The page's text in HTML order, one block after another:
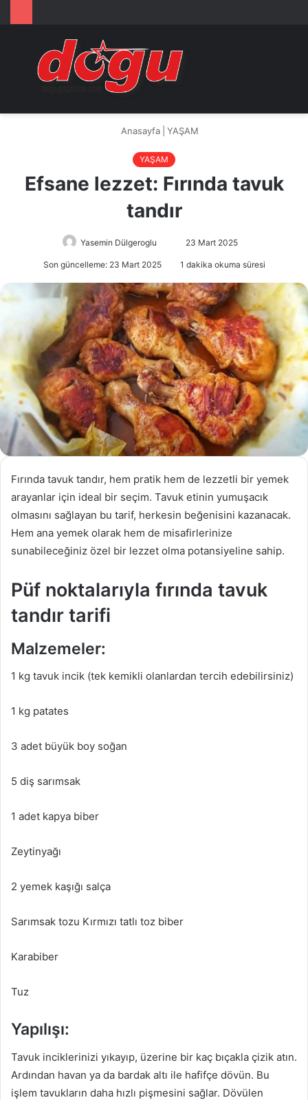
Arama
...
Anasayfa YAŞAM
YAŞAM
Efsane lezzet: Fırında tavuk
tandır
Yasemin Dülgeroglu
göndermek
23 Mart 2025
Son güncelleme: 23 Mart 2025 1 dakika okuma süresi
Fırında tavuk tandır, hem pratik hem de lezzetli bir yemek
arayanlar için ideal bir seçim. Tavuk etinin yumuşacık
olmasını sağlayan bu tarif, herkesin beğenisini kazanacak.
Hem ana yemek olarak hem de misafirlerinize
sunabileceğiniz özel bir lezzet olma potansiyeline sahip.
Püf noktalarıyla fırında tavuk
tandır tarifi
Malzemeler:
1 kg tavuk incik (tek kemikli olanlardan tercih edebilirsiniz)
1 kg patates
3 adet büyük boy soğan
5 diş sarımsak
1 adet kapya biber
Zeytinyağı
2 yemek kaşığı salça
Sarımsak tozu Kırmızı tatlı toz biber
Karabiber
Tuz
Yapılışı:
Tavuk inciklerinizi yıkayıp, üzerine bir kaç bıçakla çizik atın.
Ardından havan ya da bardak altı ile hafifçe dövün. Bu
işlem tavukların daha hızlı pişmesini sağlar. Dövülen